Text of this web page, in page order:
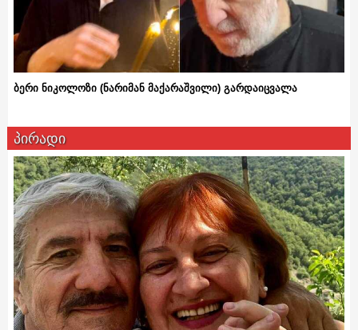
ბერი ნიკოლოზი (ნარიმან მაქარაშვილი) გარდაიცვალა
პირადი